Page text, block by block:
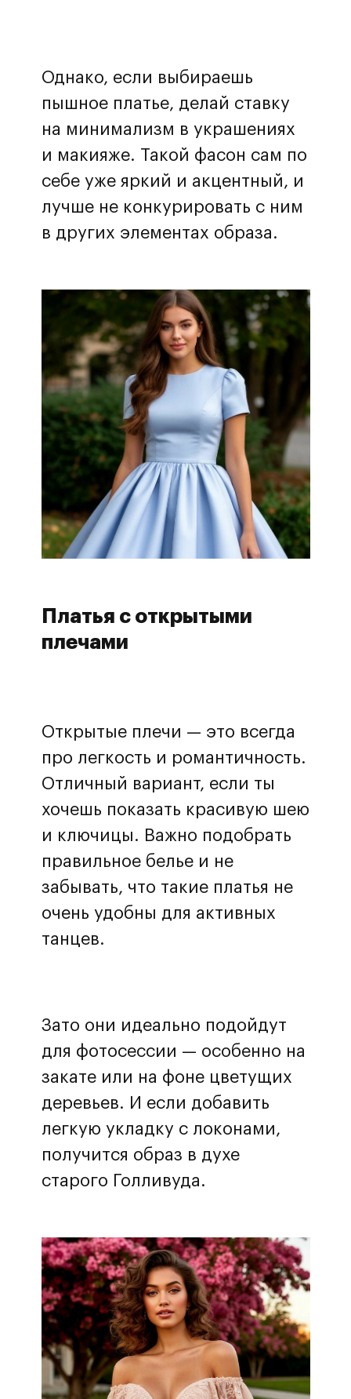
Однако, если выбираешь
пышное платье, делай ставку
на минимализм в украшениях
и макияже. Такой фасон сам по
себе уже яркий и акцентный, и
лучше не конкурировать с ним
в других элементах образа.
Платья с открытыми
плечами
Открытые плечи — это всегда
про легкость и романтичность.
Отличный вариант, если ты
хочешь показать красивую шею
и ключицы. Важно подобрать
правильное белье и не
забывать, что такие платья не
очень удобны для активных
танцев.
Зато они идеально подойдут
для фотосессии — особенно на
закате или на фоне цветущих
деревьев. И если добавить
легкую укладку с локонами,
получится образ в духе
старого Голливуда.